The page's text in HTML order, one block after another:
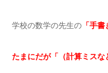
学校の数学の先生の 「手
たまにだが「（計算ミスな